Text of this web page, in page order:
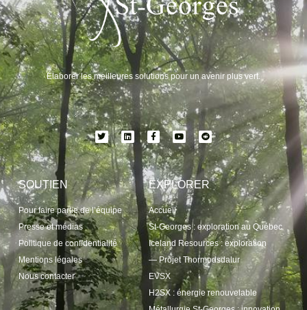
Élaborer les meilleures solutions pour un avenir plus vert.
SOUTIEN
Pour faire partie de l’équipe
Presse et médias
Politique de confidentialité
Mentions légales
Nous contacter
EXPLORER
Accueil
St-Georges : exploration au Québec
Iceland Resources : exploration
— Projet Thormodsdalur
EVSX
H2SX : énergie renouvelable